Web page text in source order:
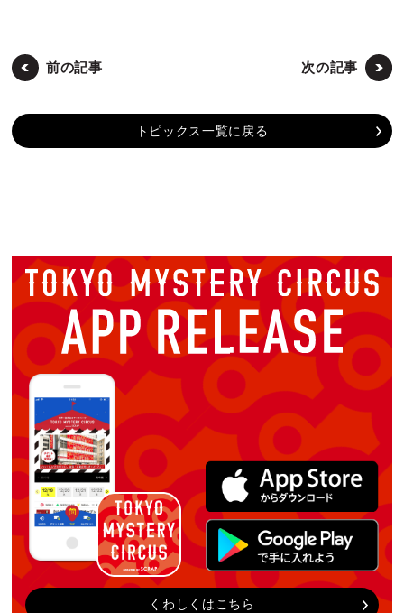
前の記事 次の記事
トピックス一覧に戻る
くわしくはこちら